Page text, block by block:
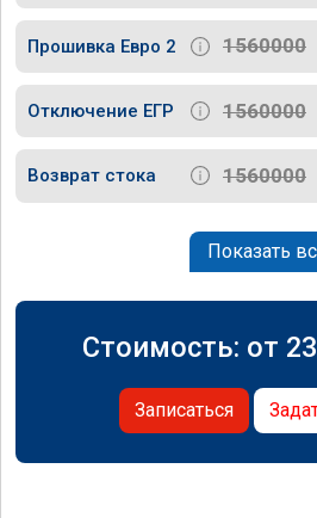
Прошивка Евро 2 1560000
Отключение ЕГР 1560000
Возврат стока 1560000
Показать
Стоимость: от
Записаться